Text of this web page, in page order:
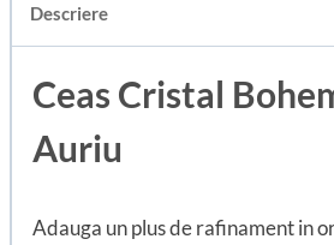
Descriere
Ceas Cristal
Auriu
Adauga un plus de rafinament in